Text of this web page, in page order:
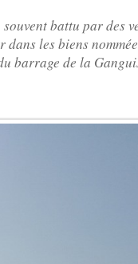
battu par des
les biens
barrage de la